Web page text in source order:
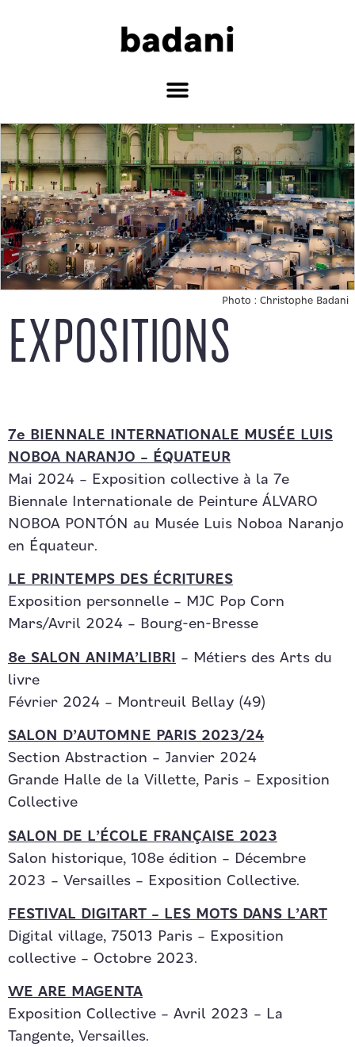
Photo : Christophe Badani
EXPOSITIONS
7e BIENNALE INTERNATIONALE MUSÉE LUIS
NOBOA NARANJO – ÉQUATEUR
Mai 2024 – Exposition collective à la 7e
Biennale Internationale de Peinture ÁLVARO
NOBOA PONTÓN au Musée Luis Noboa Naranjo
en Équateur.
LE PRINTEMPS DES ÉCRITURES
Exposition personnelle – MJC Pop Corn
Mars/Avril 2024 – Bourg-en-Bresse
8e SALON ANIMA’LIBRI
– Métiers des Arts du
livre
Février 2024 – Montreuil Bellay (49)
SALON D’AUTOMNE PARIS 2023/24
Section Abstraction – Janvier 2024
Grande Halle de la Villette, Paris – Exposition
Collective
SALON DE L’ÉCOLE FRANÇAISE 2023
Salon historique, 108e édition – Décembre
2023 – Versailles – Exposition Collective.
FESTIVAL DIGITART – LES MOTS DANS L’ART
Digital village, 75013 Paris – Exposition
collective – Octobre 2023.
WE ARE MAGENTA
Exposition Collective – Avril 2023 – La
Tangente, Versailles.